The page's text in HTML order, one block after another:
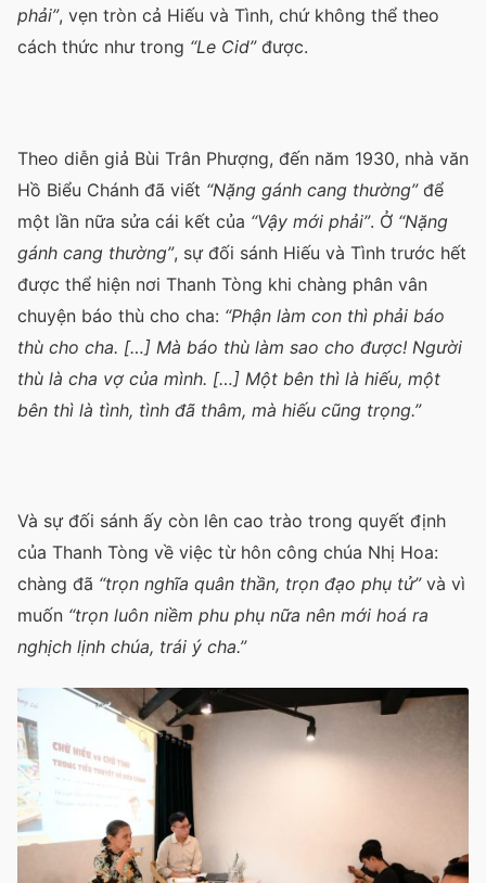
phải”, vẹn tròn cả Hiếu và Tình, chứ không thể theo
cách thức như trong “Le Cid”được.
Theo diễn giả Bùi Trân Phượng, đến năm 1930, nhà văn
Hồ Biểu Chánh đã viết “Nặng gánh cang thường”để
một lần nữa sửa cái kết của “Vậy mới phải”. Ở “Nặng
gánh cang thường”, sự đối sánh Hiếu và Tình trước hết
được thể hiện nơi Thanh Tòng khi chàng phân vân
chuyện báo thù cho cha: “Phận làm con thì phải báo
thù cho cha. […] Mà báo thù làm sao cho được! Người
thù là cha vợ của mình. […] Một bên thì là hiếu, một
bên thì là tình, tình đã thâm, mà hiếu cũng trọng.”
Và sự đối sánh ấy còn lên cao trào trong quyết định
của Thanh Tòng về việc từ hôn công chúa Nhị Hoa:
chàng đã “trọn nghĩa quân thần, trọn đạo phụ tử”và vì
muốn “trọn luôn niềm phu phụ nữa nên mới hoá ra
nghịch lịnh chúa, trái ý cha.”